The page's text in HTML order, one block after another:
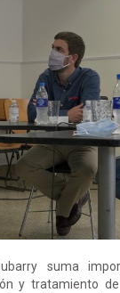
suma
y tratamiento